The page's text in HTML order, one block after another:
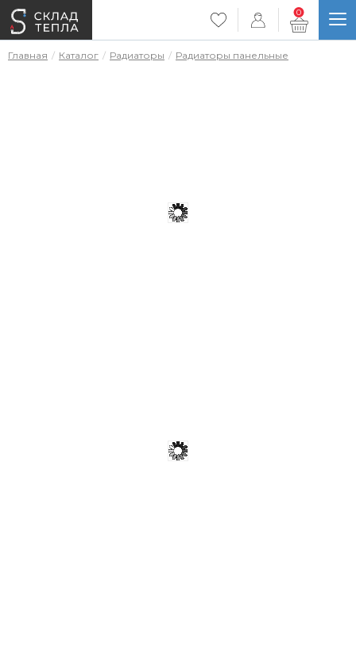
0
Главная Каталог Радиаторы Радиаторы панельные